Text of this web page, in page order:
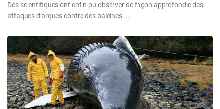
Des scientifiques ont enfin pu observer de façon approfondie des
attaques d’orques contre des baleines. …